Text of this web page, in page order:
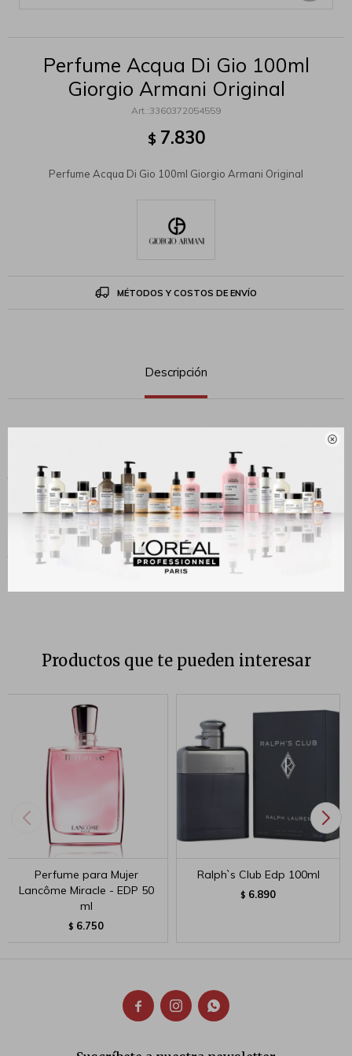

Perfume Acqua Di Gio 100ml
Giorgio Armani Original
3360372054559
$ 7.830
Perfume Acqua Di Gio 100ml Giorgio Armani Original
MÉTODOS Y COSTOS DE ENVÍO
Descripción
Perfume Armani Acqua Di Gio Femme EDT 100ML
Características principales:Acqua di Gio de Giorgio Armani es una
fragancia de la familia olfativa Floral Frutal para Mujeres.Las Notas de
Salida son vodka con sabor a dulces de musk, peonía, piña, limón
(lima ácida), hoja de plátano, durazno (melocotón) y violeta.Las Notas
de Corazón son lirio de los valles (muguete), azucena, jacinto, jazmín,
fresia, calone, ylang-ylang y rosa.Las Notas de Fondo son almizcle,
Productos que te pueden interesar
Perfume para Mujer
Lancôme Miracle - EDP 50
ml
$ 6.750
Ralph`s Club Edp 100ml
$ 6.890
  